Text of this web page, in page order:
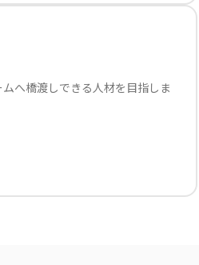
へ橋渡しできる人材を目指しま